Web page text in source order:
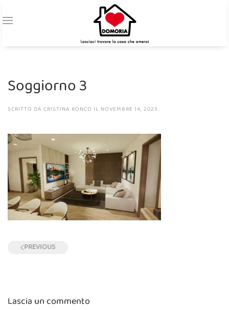
Soggiorno 3
SCRITTO DA CRISTINA RONCO IL NOVEMBRE 14, 2023.
PREVIOUS
Lascia un commento